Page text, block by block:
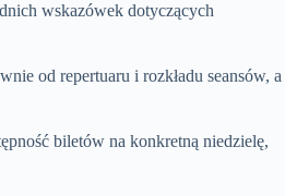
wskazówek dotyczących
od repertuaru i rozkładu seansów, a
biletów na konkretną niedzielę,